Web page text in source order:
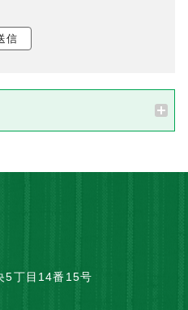
信
丁目14番15号